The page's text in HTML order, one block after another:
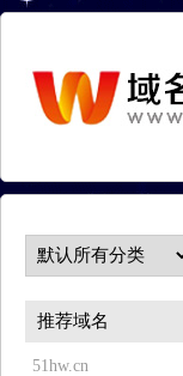
推荐域名
51hw.cn